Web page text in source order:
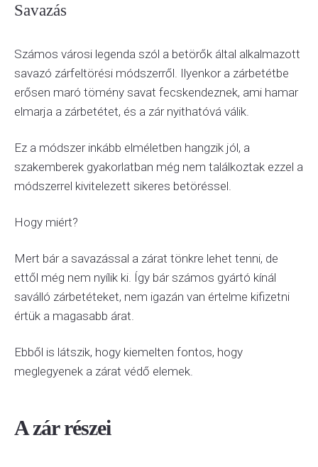
Savazás
Számos városi legenda szól a betörők által alkalmazott
savazó zárfeltörési módszerről. Ilyenkor a zárbetétbe
erősen maró tömény savat fecskendeznek, ami hamar
elmarja a zárbetétet, és a zár nyithatóvá válik.
Ez a módszer inkább elméletben hangzik jól, a
szakemberek gyakorlatban még nem találkoztak ezzel a
módszerrel kivitelezett sikeres betöréssel.
Hogy miért?
Mert bár a savazással a zárat tönkre lehet tenni, de
ettől még nem nyílik ki. Így bár számos gyártó kínál
saválló zárbetéteket, nem igazán van értelme kifizetni
értük a magasabb árat.
Ebből is látszik, hogy kiemelten fontos, hogy
meglegyenek a zárat védő elemek.
A zár részei